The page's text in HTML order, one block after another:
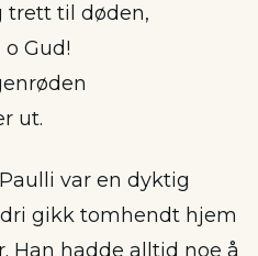
trett til døden,
Gud!
ut.
var en dyktig
gikk tomhendt hjem
Han hadde alltid noe å